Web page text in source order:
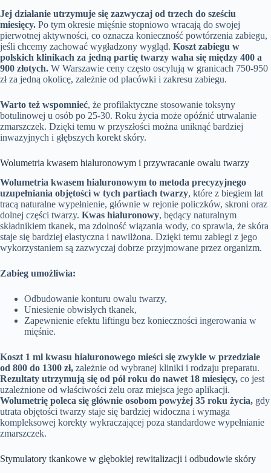
Jej działanie utrzymuje się zazwyczaj od trzech do sześciu
miesięcy. Po tym okresie mięśnie stopniowo wracają do swojej
pierwotnej aktywności, co oznacza konieczność powtórzenia zabiegu,
jeśli chcemy zachować wygładzony wygląd. Koszt zabiegu w
polskich klinikach za jedną partię twarzy waha się między 400 a
900 złotych. W Warszawie ceny często oscylują w granicach 750-950
zł za jedną okolicę, zależnie od placówki i zakresu zabiegu.
Warto też wspomnieć, że profilaktyczne stosowanie toksyny
botulinowej u osób po 25-30. Roku życia może opóźnić utrwalanie
zmarszczek. Dzięki temu w przyszłości można uniknąć bardziej
inwazyjnych i głębszych korekt skóry.
Wolumetria kwasem hialuronowym i przywracanie owalu twarzy
Wolumetria kwasem hialuronowym to metoda precyzyjnego
uzupełniania objętości w tych partiach twarzy, które z biegiem lat
tracą naturalne wypełnienie, głównie w rejonie policzków, skroni oraz
dolnej części twarzy. Kwas hialuronowy, będący naturalnym
składnikiem tkanek, ma zdolność wiązania wody, co sprawia, że skóra
staje się bardziej elastyczna i nawilżona. Dzięki temu zabiegi z jego
wykorzystaniem są zazwyczaj dobrze przyjmowane przez organizm.
Zabieg umożliwia:
Odbudowanie konturu owalu twarzy,
Uniesienie obwisłych tkanek,
Zapewnienie efektu liftingu bez konieczności ingerowania w
mięśnie.
Koszt 1 ml kwasu hialuronowego mieści się zwykle w przedziale
od 800 do 1300 zł, zależnie od wybranej kliniki i rodzaju preparatu.
Rezultaty utrzymują się od pół roku do nawet 18 miesięcy, co jest
uzależnione od właściwości żelu oraz miejsca jego aplikacji.
Wolumetrię poleca się głównie osobom powyżej 35 roku życia, gdy
utrata objętości twarzy staje się bardziej widoczna i wymaga
kompleksowej korekty wykraczającej poza standardowe wypełnianie
zmarszczek.
Stymulatory tkankowe w głębokiej rewitalizacji i odbudowie skóry